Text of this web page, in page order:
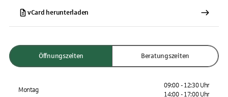
vCard herunterladen
Öffnungszeiten Beratungszeiten
Montag
09:00 - 12:30 Uhr
14:00 - 17:00 Uhr